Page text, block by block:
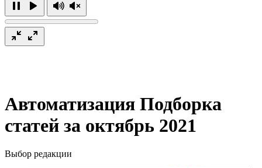
Автоматизация Подборка
статей за октябрь 2021
Выбор редакции